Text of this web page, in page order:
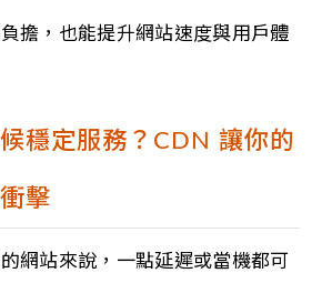
擔，也能提升網站速度與用戶體
穩定服務？CDN 讓你的
擊
網站來說，一點延遲或當機都可